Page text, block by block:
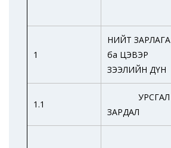
1
НИЙТ ЗАРЛАГА
ба ЦЭВЭР
ЗЭЭЛИЙН ДҮН
1.1
УРСГАЛ
ЗАРДАЛ